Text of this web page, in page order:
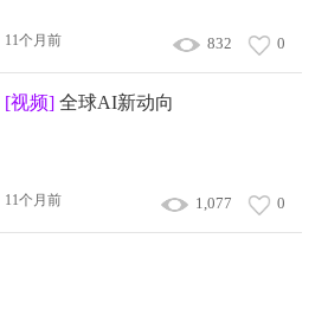
11个月前 832 0
[视频]全球AI新动向
11个月前 1,077 0